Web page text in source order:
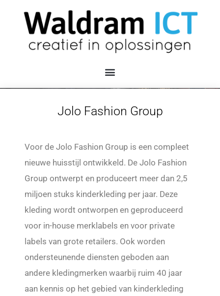
Jolo Fashion Group
Voor de Jolo Fashion Group is een compleet
nieuwe huisstijl ontwikkeld. De Jolo Fashion
Group ontwerpt en produceert meer dan 2,5
miljoen stuks kinderkleding per jaar. Deze
kleding wordt ontworpen en geproduceerd
voor in-house merklabels en voor private
labels van grote retailers. Ook worden
ondersteunende diensten geboden aan
andere kledingmerken waarbij ruim 40 jaar
aan kennis op het gebied van kinderkleding